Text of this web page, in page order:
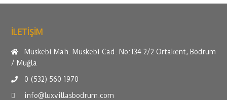
ILETİŞİM
Müskebi Mah. Müskebi Cad. No:134 2/2 Ortakent, Bodrum
/ Muğla
0 (532) 560 1970
info@luxvillasbodrum.com